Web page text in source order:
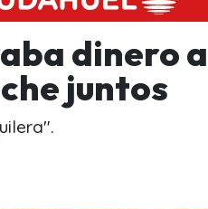
dinero
juntos